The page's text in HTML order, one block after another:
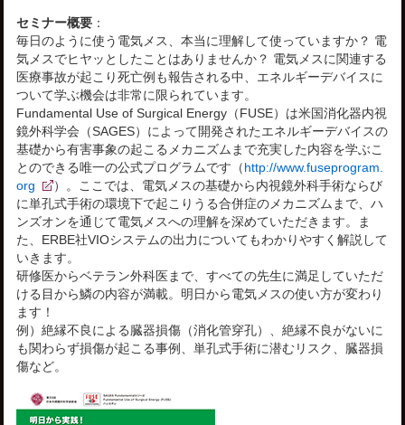
セミナー概要：
毎日のように使う電気メス、本当に理解して使っていますか？ 電
気メスでヒヤッとしたことはありませんか？ 電気メスに関連する
医療事故が起こり死亡例も報告される中、エネルギーデバイスに
ついて学ぶ機会は非常に限られています。
Fundamental Use of Surgical Energy（FUSE）は米国消化器内視
鏡外科学会（SAGES）によって開発されたエネルギーデバイスの
基礎から有害事象の起こるメカニズムまで充実した内容を学ぶこ
とのできる唯一の公式プログラムです（http://www.fuseprogram.
org
）。ここでは、電気メスの基礎から内視鏡外科手術ならび
に単孔式手術の環境下で起こりうる合併症のメカニズムまで、ハ
ンズオンを通じて電気メスへの理解を深めていただきます。ま
た、ERBE社VIOシステムの出力についてもわかりやすく解説して
いきます。
研修医からベテラン外科医まで、すべての先生に満足していただ
ける目から鱗の内容が満載。明日から電気メスの使い方が変わり
ます！
例）絶縁不良による臓器損傷（消化管穿孔）、絶縁不良がないに
も関わらず損傷が起こる事例、単孔式手術に潜むリスク、臓器損
傷など。